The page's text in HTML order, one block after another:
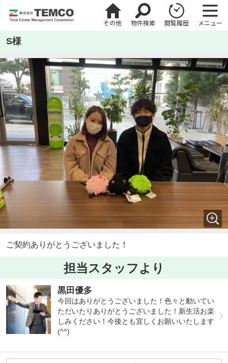
その他 物件検索 閲覧履歴 メニュー
S様
ご契約ありがとうございました！
担当スタッフより
黒田優多
今回はありがとうございました！色々と動いてい
ただいたりありがとうございました！新生活お楽
しみください！今後とも宜しくお願いいたします
(^^)